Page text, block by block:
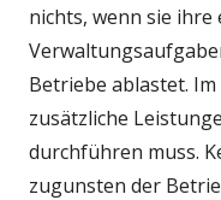
nichts, wenn sie ihre
Betriebe ablastet.
zusätzliche
durchführen muss.
zugunsten der